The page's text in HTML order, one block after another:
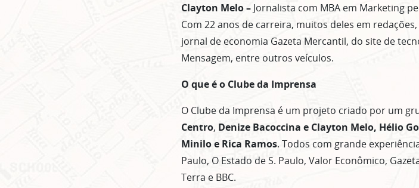
Clayton Melo – Jornalista com MBA em Marketing
Com 22 anos de carreira, muitos deles em
jornal de economia Gazeta Mercantil, do site de
Mensagem, entre outros veículos.
O que é o Clube da Imprensa
O Clube da Imprensa é um projeto criado por um
Centro, Denize Bacoccina e Clayton Melo, Hélio
Minilo e Rica Ramos. Todos com grande
Paulo, O Estado de S. Paulo, Valor Econômico,
Terra e BBC.